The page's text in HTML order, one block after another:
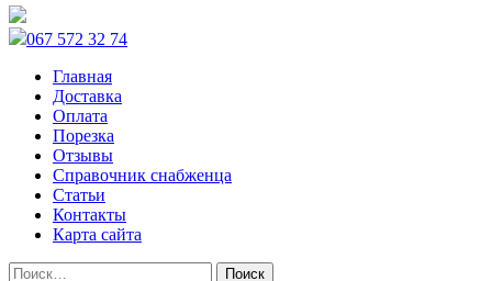
067 572 32 74
Главная
Доставка
Оплата
Порезка
Отзывы
Справочник снабженца
Статьи
Контакты
Карта сайта